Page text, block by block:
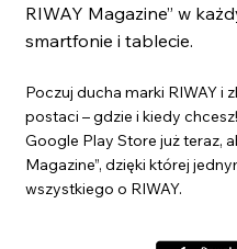
RIWAY Magazine” w
smartfonie i tablecie.
Poczuj ducha marki RIWAY i
postaci – gdzie i kiedy
Google Play Store już teraz,
Magazine”, dzięki której
wszystkiego o RIWAY.